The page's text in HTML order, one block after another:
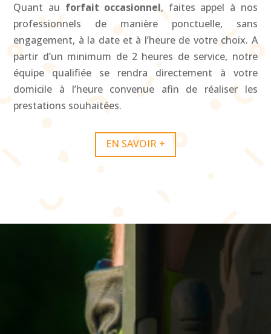
Quant au forfait occasionnel, faites appel à nos
professionnels de manière ponctuelle, sans
engagement, à la date et à l’heure de votre choix. A
partir d’un minimum de 2 heures de service, notre
équipe qualifiée se rendra directement à votre
domicile à l’heure convenue afin de réaliser les
prestations souhaitées.
EN SAVOIR +